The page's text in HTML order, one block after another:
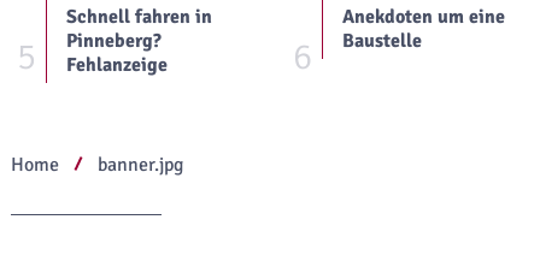
5
Schnell fahren in
Pinneberg?
Fehlanzeige
6
Anekdoten um eine
Baustelle
Home banner.jpg